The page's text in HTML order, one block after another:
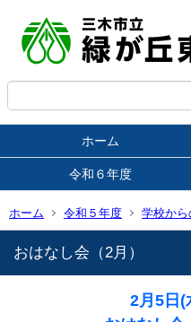
ホーム
令和６年度
ホーム 令和５年度 学校か
おはなし会（2月）
2月5日